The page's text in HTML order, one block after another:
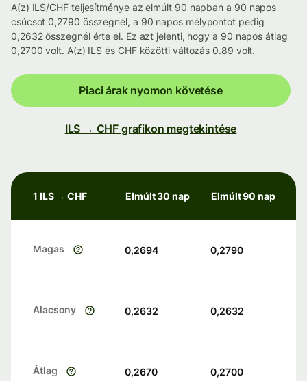
A(z) ILS/CHF teljesítménye az elmúlt 90 napban a 90 napos
csúcsot 0,2790 összegnél, a 90 napos mélypontot pedig
0,2632 összegnél érte el. Ez azt jelenti, hogy a 90 napos átlag
0,2700 volt. A(z) ILS és CHF közötti változás 0.89 volt.
Piaci árak nyomon követése
ILS → CHF grafikon megtekintése
1 ILS → CHF Elmúlt 30 nap Elmúlt 90 nap
Magas 0,2694 0,2790
Alacsony 0,2632 0,2632
Átlag 0,2670 0,2700